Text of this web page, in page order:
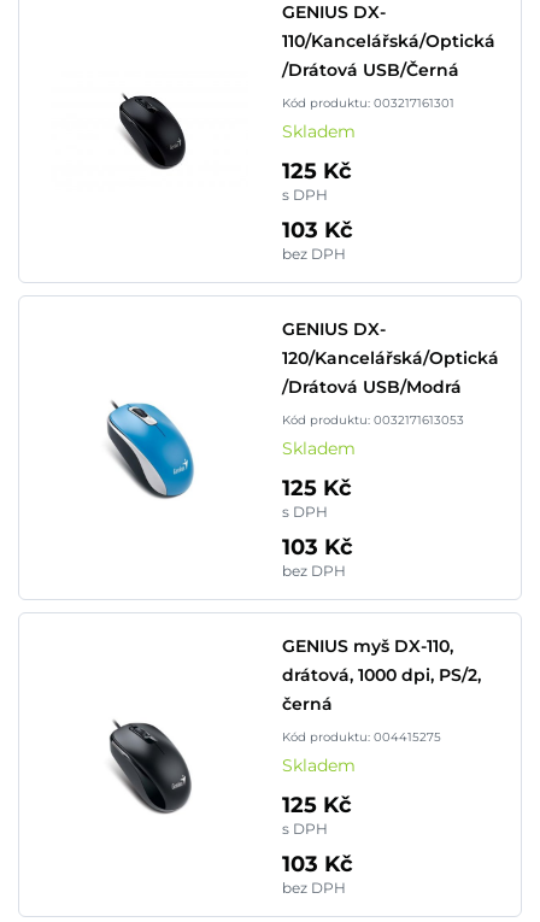
GENIUS DX-
110/Kancelářská/Optická
/Drátová USB/Černá
Kód produktu: 003217161301
Skladem
125 Kč
s DPH
103 Kč
bez DPH
GENIUS DX-
120/Kancelářská/Optická
/Drátová USB/Modrá
Kód produktu: 0032171613053
Skladem
125 Kč
s DPH
103 Kč
bez DPH
GENIUS myš DX-110,
drátová, 1000 dpi, PS/2,
černá
Kód produktu: 004415275
Skladem
125 Kč
s DPH
103 Kč
bez DPH